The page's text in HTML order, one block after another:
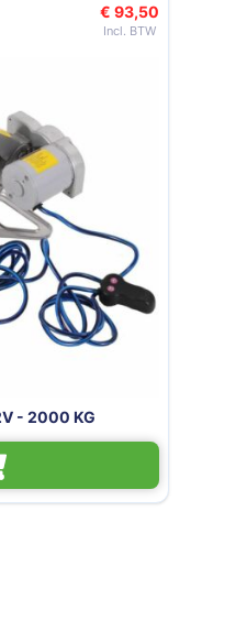
€ 93,50
- 2000 KG